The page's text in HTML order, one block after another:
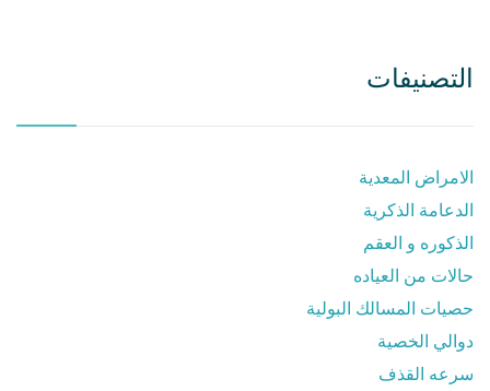
التصنيفات
الامراض المعدية
الدعامة الذكرية
الذكوره و العقم⁩
حالات من العياده⁩
حصيات المسالك البولية
دوالي الخصية
سرعه القذف⁩